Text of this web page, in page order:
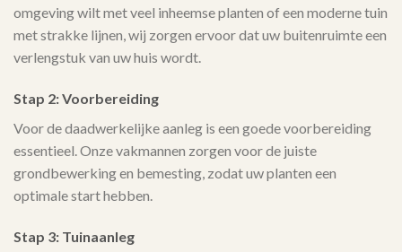
omgeving wilt met veel inheemse planten of een moderne tuin
met strakke lijnen, wij zorgen ervoor dat uw buitenruimte een
verlengstuk van uw huis wordt.
Stap 2: Voorbereiding
Voor de daadwerkelijke aanleg is een goede voorbereiding
essentieel. Onze vakmannen zorgen voor de juiste
grondbewerking en bemesting, zodat uw planten een
optimale start hebben.
Stap 3: Tuinaanleg